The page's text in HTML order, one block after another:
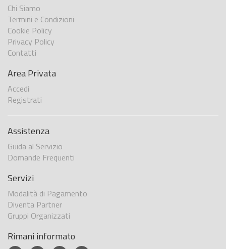
Chi Siamo
Termini e Condizioni
Cookie Policy
Privacy Policy
Contatti
Area Privata
Accedi
Registrati
Assistenza
Guida al Servizio
Domande Frequenti
Servizi
Modalità di Pagamento
Diventa Partner
Gruppi Organizzati
Rimani informato